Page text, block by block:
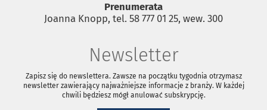
Prenumerata
Joanna Knopp, tel. 58 777 01 25, wew. 300
Newsletter
Zapisz się do newslettera. Zawsze na początku tygodnia otrzymasz
newsletter zawierający najważniejsze informacje z branży. W każdej
chwili będziesz mógł anulować subskrypcję.